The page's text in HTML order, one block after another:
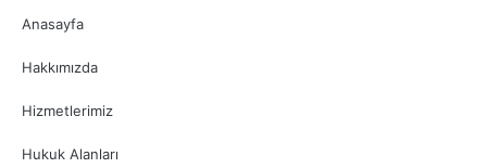
Anasayfa
Hakkımızda
Hizmetlerimiz
Hukuk Alanları